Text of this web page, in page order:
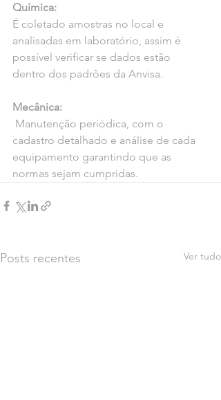
Química:
É coletado amostras no local e
analisadas em laboratório, assim é
possível verificar se dados estão
dentro dos padrões da Anvisa.
Mecânica:
cadastro detalhado e análise de cada
equipamento garantindo que as
normas sejam cumpridas.
Posts recentes Ver tudo